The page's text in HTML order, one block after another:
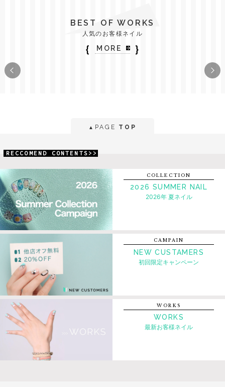
BEST OF WORKS
人気のお客様ネイル
｛ MORE ｝
▲ PAGE TOP
RECCOMEND CONTENTS>>
COLLECTION
2026 SUMMER NAIL
2026年 夏ネイル
CAMPAIN
NEW CUSTAMERS
初回限定キャンペーン
WORKS
WORKS
最新お客様ネイル